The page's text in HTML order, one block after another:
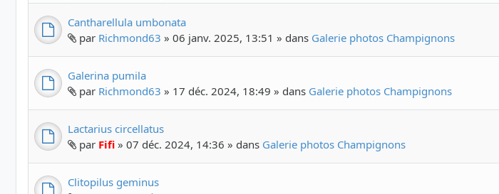
Cantharellula umbonata
par Richmond63 » 06 janv. 2025, 13:51 » dans Galerie photos Champignons
Galerina pumila
par Richmond63 » 17 déc. 2024, 18:49 » dans Galerie photos Champignons
Lactarius circellatus
par Fifi » 07 déc. 2024, 14:36 » dans Galerie photos Champignons
Clitopilus geminus